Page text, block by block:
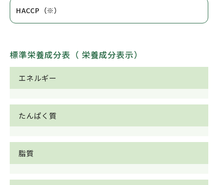
HACCP（※）
標準栄養成分表（ 栄養成分表示）
エネルギー
たんぱく質
脂質